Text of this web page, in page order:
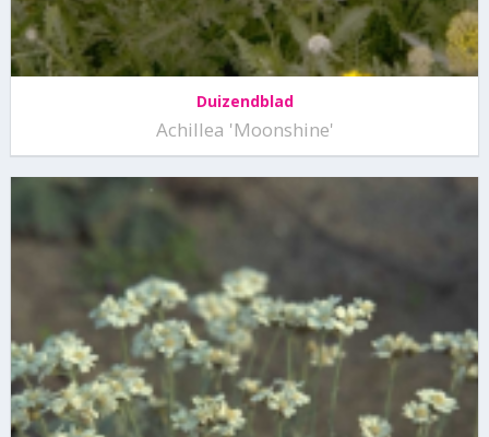
Duizendblad
Achillea 'Moonshine'